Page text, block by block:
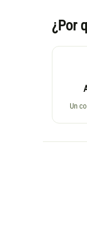
¿Por
Un